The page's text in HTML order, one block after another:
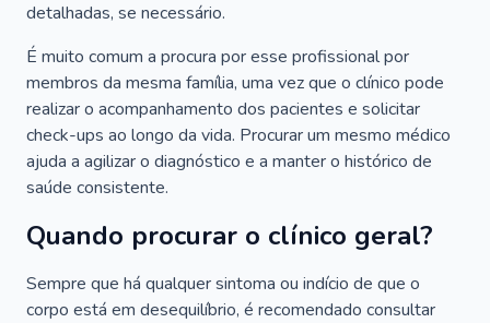
detalhadas, se necessário.
É muito comum a procura por esse profissional por
membros da mesma família, uma vez que o clínico pode
realizar o acompanhamento dos pacientes e solicitar
check-ups ao longo da vida. Procurar um mesmo médico
ajuda a agilizar o diagnóstico e a manter o histórico de
saúde consistente.
Quando procurar o clínico geral?
Sempre que há qualquer sintoma ou indício de que o
corpo está em desequilíbrio, é recomendado consultar